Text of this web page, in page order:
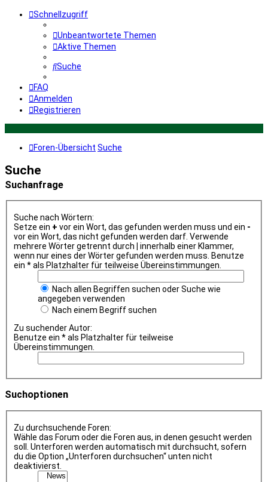
Schnellzugriff
Unbeantwortete Themen
Aktive Themen
Suche
FAQ
Anmelden
Registrieren
Foren-Übersicht Suche
Suche
Suchanfrage
Suche nach Wörtern:
Setze ein + vor ein Wort, das gefunden werden muss und ein -
vor ein Wort, das nicht gefunden werden darf. Verwende
mehrere Wörter getrennt durch
innerhalb einer Klammer,
wenn nur eines der Wörter gefunden werden muss. Benutze
ein * als Platzhalter für teilweise Übereinstimmungen.
Nach allen Begriffen suchen oder Suche wie
angegeben verwenden
Nach einem Begriff suchen
Zu suchender Autor:
Benutze ein * als Platzhalter für teilweise
Übereinstimmungen.
Suchoptionen
Zu durchsuchende Foren:
Wähle das Forum oder die Foren aus, in denen gesucht werden
soll. Unterforen werden automatisch mit durchsucht, sofern
du die Option „Unterforen durchsuchen“ unten nicht
deaktivierst.